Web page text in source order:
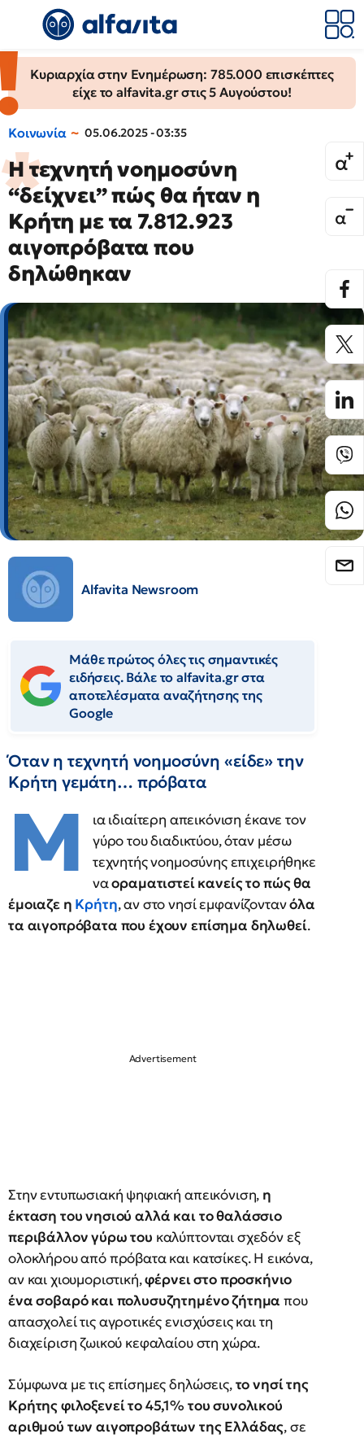
Κυριαρχία στην Ενημέρωση: 785.000 επισκέπτες
είχε το alfavita.gr στις 5 Αυγούστου!
Κοινωνία 05.06.2025 - 03:35
H τεχνητή νοημοσύνη
“δείχνει” πώς θα ήταν η
Κρήτη με τα 7.812.923
αιγοπρόβατα που
δηλώθηκαν
Alfavita Newsroom
Μάθε πρώτος όλες τις σημαντικές
ειδήσεις. Βάλε το alfavita.gr στα
αποτελέσματα αναζήτησης της
Google
Όταν η τεχνητή νοημοσύνη «είδε» την
Κρήτη γεμάτη… πρόβατα
Μ
ια ιδιαίτερη απεικόνιση έκανε τον
γύρο του διαδικτύου, όταν μέσω
τεχνητής νοημοσύνης επιχειρήθηκε
ναοραματιστεί κανείς το πώς θα
έμοιαζε η Κρήτη, αν στο νησί εμφανίζοντανόλα
τα αιγοπρόβατα που έχουν επίσημα δηλωθεί.
Στην εντυπωσιακή ψηφιακή απεικόνιση, η
έκταση του νησιού αλλά και το θαλάσσιο
περιβάλλον γύρω του καλύπτονται σχεδόν εξ
ολοκλήρου από πρόβατα και κατσίκες. Η εικόνα,
αν και χιουμοριστική,φέρνει στο προσκήνιο
ένα σοβαρό και πολυσυζητημένο ζήτημα που
απασχολεί τις αγροτικές ενισχύσεις και τη
διαχείριση ζωικού κεφαλαίου στη χώρα.
Σύμφωνα με τις επίσημες δηλώσεις,το νησί της
Κρήτης φιλοξενεί το 45,1% του συνολικού
αριθμού των αιγοπροβάτων της Ελλάδας, σε